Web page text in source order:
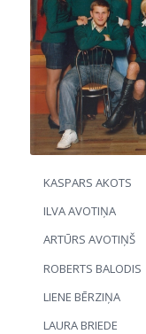
KASPARS AKOTS
ILVA AVOTIŅA
ARTŪRS AVOTIŅŠ
ROBERTS BALODIS
LIENE BĒRZIŅA
LAURA BRIEDE